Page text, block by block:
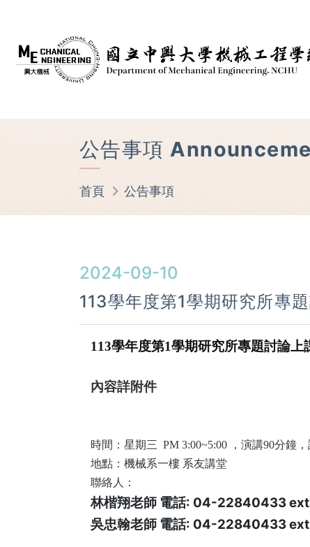
公告事項
首頁 公告事項
2024-09-10
113學年度第1學期研究所專
113學年度第1學期研究所專題討論上
內容詳附件
時間：星期三 PM 3:00~5:00 ，演講90分鐘
地點：機械系一樓 系友講堂
聯絡人：
林楷翔老師 電話: 04-22840433
吳忠翰老師 電話: 04-22840433